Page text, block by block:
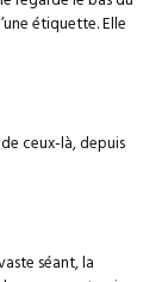
étiquette. Elle
ceux-là, depuis
séant, la